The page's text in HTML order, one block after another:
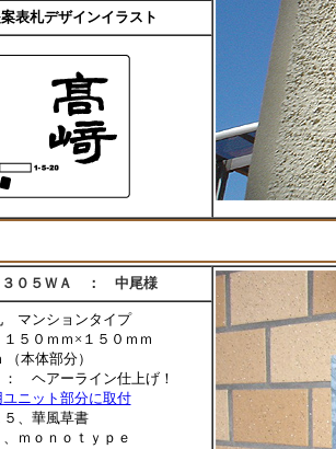
表札デザインイラスト
０５ＷＡ ： 中尾様
マンションタイプ
５０ｍｍ×１５０ｍｍ
本体部分）
ヘアーライン仕上げ！
ニット部分に取付
、華風草書
ｏｎｏｔｙｐｅ